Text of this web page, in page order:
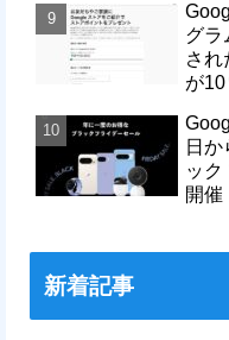
売へ
グラ
さ
が
ト付
日
ック
開催
新着記事